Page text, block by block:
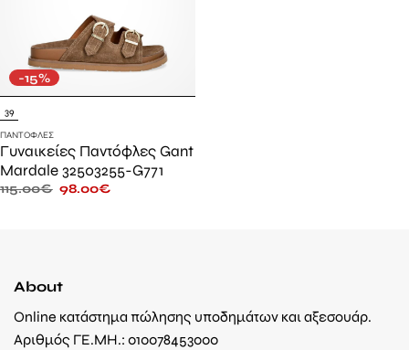
-15%
39
ΠΑΝΤΌΦΛΕΣ
Γυναικείες Παντόφλες Gant
Mardale 32503255-G771
115.00€ 98.00€
About
Online κατάστημα πώλησης υποδημάτων και αξεσουάρ.
Αριθμός ΓΕ.ΜΗ.: 010078453000